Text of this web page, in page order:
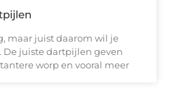
maar juist daarom wil je
De juiste dartpijlen geven
worp en vooral meer